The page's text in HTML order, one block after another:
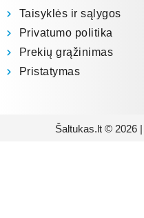
Taisyklės ir sąlygos
Privatumo politika
Prekių grąžinimas
Pristatymas
Šaltukas.lt © 2026